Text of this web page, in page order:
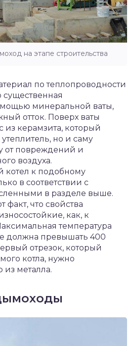
на этапе строительства
по теплопроводности
существенная
минеральной ваты,
отток. Поверх ваты
из керамзита, который
но и саму
от повреждений и
воздуха.
котел к подобному
в соответствии с
в разделе выше.
факт, что свойства
как, к
температура
должна превышать 400
отрезок, который
котла, нужно
из металла.